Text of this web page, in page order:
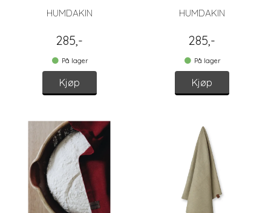
Hygge
HUMDAKIN
285,-
På lager
Kjøp
Light Stone
HUMDAKIN
285,-
På lager
Kjøp